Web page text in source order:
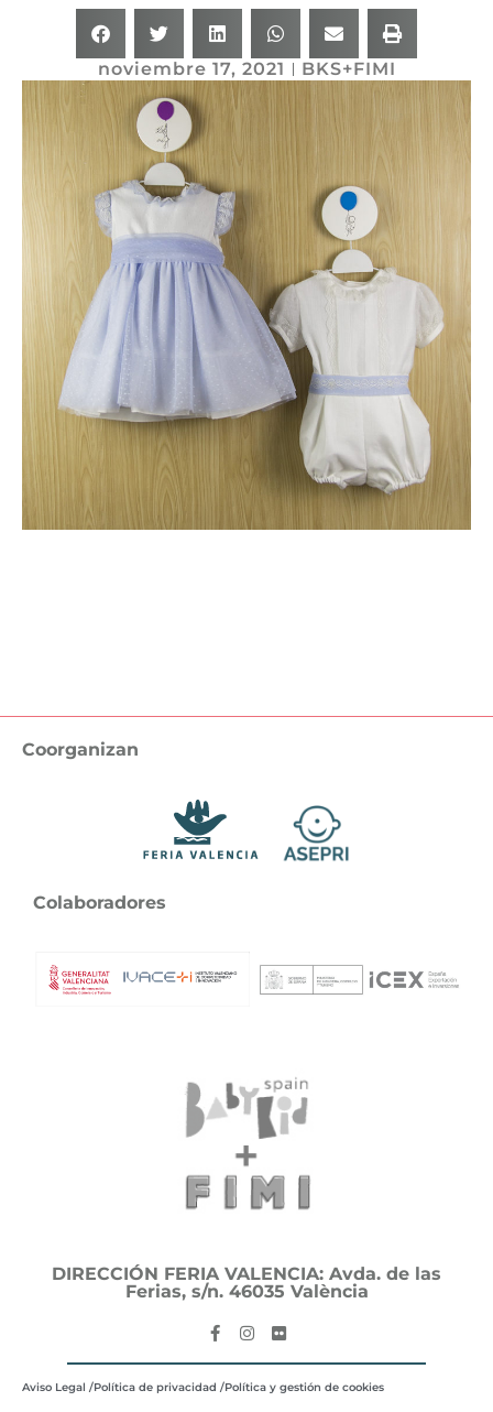
noviembre 17, 2021 BKS+FIMI
Coorganizan
Colaboradores
DIRECCIÓN FERIA VALENCIA: Avda. de las
Ferias, s/n. 46035 València
Aviso Legal /Política de privacidad /Política y gestión de cookies